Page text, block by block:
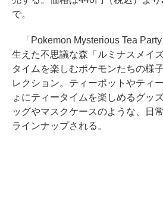
で。
「Pokemon Mysterious Tea
生えた不思議な森「ルミナスメイ
タイムを楽しむポケモンたちの様
レクション。ティーポットやティ
ょにティータイムを楽しめるグッ
ッグやマスクケースのような、日
ラインナップされる。